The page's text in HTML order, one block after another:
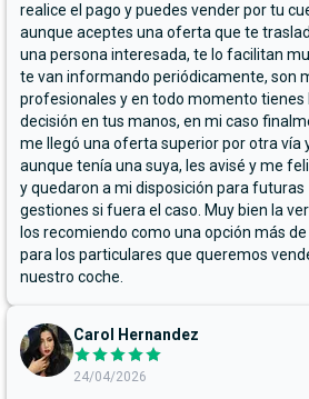
realice el pago y puedes vender por tu
aunque aceptes una oferta que te
una persona interesada, te lo facilitan
te van informando periódicamente, son
profesionales y en todo momento tienes
decisión en tus manos, en mi caso
me llegó una oferta superior por otra vía
aunque tenía una suya, les avisé y me
y quedaron a mi disposición para futuras
gestiones si fuera el caso. Muy bien la
los recomiendo como una opción más
para los particulares que queremos
nuestro coche.
Carol Hernandez
24/04/2026